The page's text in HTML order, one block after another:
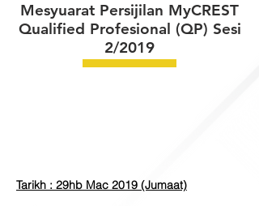
Mesyuarat Persijilan MyCREST
Qualified Profesional (QP) Sesi
2/2019
Tarikh : 29hb Mac 2019 (Jumaat)